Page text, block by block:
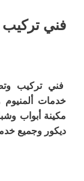
فني تركيب
فني تركيب
خدمات
مكينة أبواب
ديكور وجميع